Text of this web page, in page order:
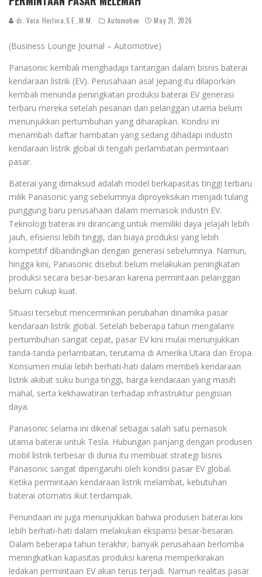
dr. Vera Herlina,S.E.,M.M. Automotive May 21, 2026
(Business Lounge Journal – Automotive)
Panasonic kembali menghadapi tantangan dalam bisnis baterai
kendaraan listrik (EV). Perusahaan asal Jepang itu dilaporkan
kembali menunda peningkatan produksi baterai EV generasi
terbaru mereka setelah pesanan dari pelanggan utama belum
menunjukkan pertumbuhan yang diharapkan. Kondisi ini
menambah daftar hambatan yang sedang dihadapi industri
kendaraan listrik global di tengah perlambatan permintaan
pasar.
Baterai yang dimaksud adalah model berkapasitas tinggi terbaru
milik Panasonic yang sebelumnya diproyeksikan menjadi tulang
punggung baru perusahaan dalam memasok industri EV.
Teknologi baterai ini dirancang untuk memiliki daya jelajah lebih
jauh, efisiensi lebih tinggi, dan biaya produksi yang lebih
kompetitif dibandingkan dengan generasi sebelumnya. Namun,
hingga kini, Panasonic disebut belum melakukan peningkatan
produksi secara besar-besaran karena permintaan pelanggan
belum cukup kuat.
Situasi tersebut mencerminkan perubahan dinamika pasar
kendaraan listrik global. Setelah beberapa tahun mengalami
pertumbuhan sangat cepat, pasar EV kini mulai menunjukkan
tanda-tanda perlambatan, terutama di Amerika Utara dan Eropa.
Konsumen mulai lebih berhati-hati dalam membeli kendaraan
listrik akibat suku bunga tinggi, harga kendaraan yang masih
mahal, serta kekhawatiran terhadap infrastruktur pengisian
daya.
Panasonic selama ini dikenal sebagai salah satu pemasok
utama baterai untuk Tesla. Hubungan panjang dengan produsen
mobil listrik terbesar di dunia itu membuat strategi bisnis
Panasonic sangat dipengaruhi oleh kondisi pasar EV global.
Ketika permintaan kendaraan listrik melambat, kebutuhan
baterai otomatis ikut terdampak.
Penundaan ini juga menunjukkan bahwa produsen baterai kini
lebih berhati-hati dalam melakukan ekspansi besar-besaran.
Dalam beberapa tahun terakhir, banyak perusahaan berlomba
meningkatkan kapasitas produksi karena memperkirakan
ledakan permintaan EV akan terus terjadi. Namun realitas pasar